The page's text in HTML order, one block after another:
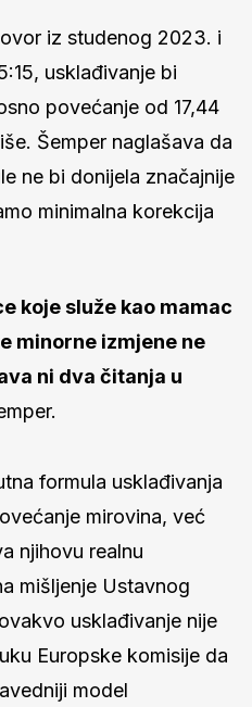
iz studenog 2023. i
usklađivanje bi
povećanje od 17,44
Šemper naglašava da
ne bi donijela značajnije
minimalna korekcija
koje služe kao mamac
minorne izmjene ne
ni dva čitanja u
formula usklađivanja
mirovina, već
njihovu realnu
mišljenje Ustavnog
usklađivanje nije
Europske komisije da
model